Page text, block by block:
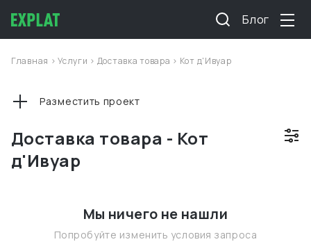
Блог
Главная >Услуги > Доставка товара > Кот д'Ивуар
Доставка товара - Кот
д'Ивуар
Разместить проект
Мы ничего не нашли
Попробуйте изменить условия запроса